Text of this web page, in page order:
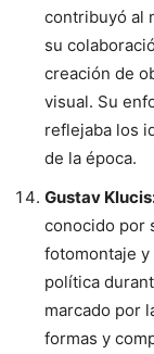
contribuyó al
su
creación de
visual. Su
reflejaba los
de la época.
Gustav
conocido por
fotomontaje y
política
marcado por
formas y